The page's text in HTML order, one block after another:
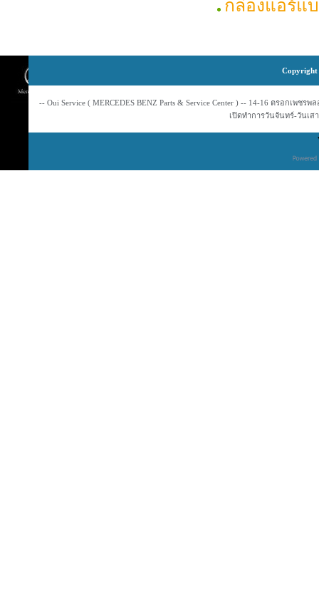
กล่องแอร์แ
Copyright
-- Oui Service ( MERCEDES BENZ Parts & Service Center ) -- 14-16 ตรอกเพชร
เปิดทำการวันจันทร์-วันเส